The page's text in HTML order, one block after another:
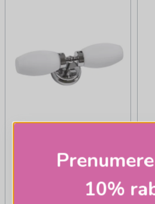
ARMATURHANTVERK10%